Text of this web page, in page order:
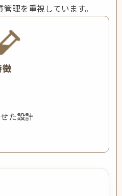
理を重視しています。
た設計